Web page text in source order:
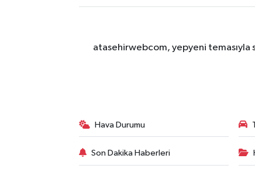
atasehirwebcom, yepyeni temasıyla
Hava Durumu
Son Dakika Haberleri